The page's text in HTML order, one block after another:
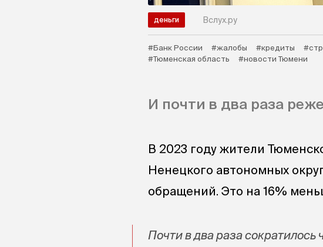
деньги Вслух.ру
#Банк России #жалобы #кредиты
#Тюменская область
#новости Тюмени
И почти в два раза
В 2023 году жители
Ненецкого автономных
обращений. Это на 16%
Почти в два раза